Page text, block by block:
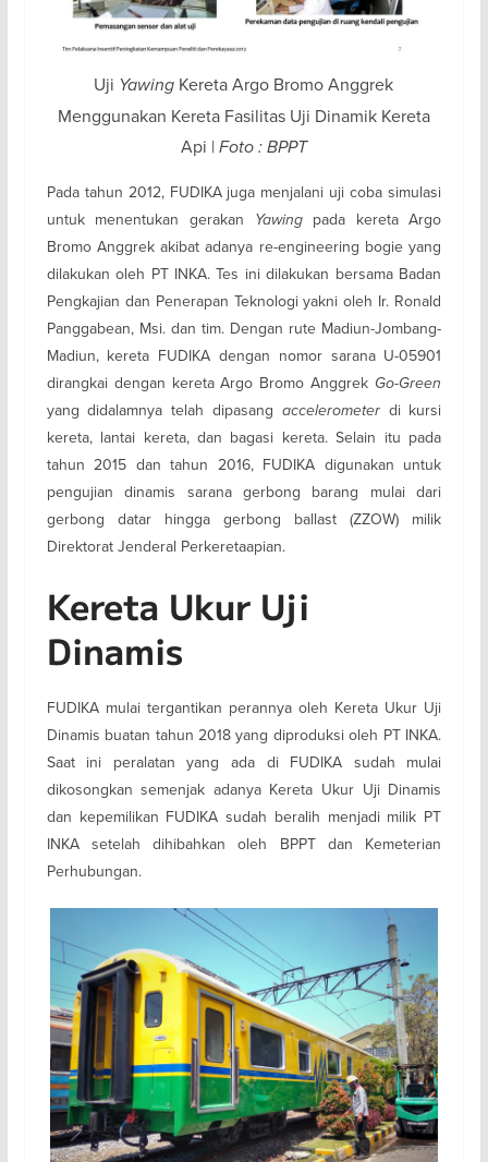
Uji Yawing Kereta Argo Bromo Anggrek
Menggunakan Kereta Fasilitas Uji Dinamik Kereta
Api | Foto : BPPT
Pada tahun 2012, FUDIKA juga menjalani uji coba simulasi
untuk menentukan gerakan Yawingpada kereta Argo
Bromo Anggrek akibat adanya re-engineering bogie yang
dilakukan oleh PT INKA. Tes ini dilakukan bersama Badan
Pengkajian dan Penerapan Teknologi yakni oleh Ir. Ronald
Panggabean, Msi. dan tim. Dengan rute Madiun-Jombang-
Madiun, kereta FUDIKA dengan nomor sarana U-05901
dirangkai dengan kereta Argo Bromo Anggrek Go-Green
yang didalamnya telah dipasang accelerometerdi kursi
kereta, lantai kereta, dan bagasi kereta. Selain itu pada
tahun 2015 dan tahun 2016, FUDIKA digunakan untuk
pengujian dinamis sarana gerbong barang mulai dari
gerbong datar hingga gerbong ballast (ZZOW) milik
Direktorat Jenderal Perkeretaapian.
Kereta Ukur Uji
Dinamis
FUDIKA mulai tergantikan perannya oleh Kereta Ukur Uji
Dinamis buatan tahun 2018 yang diproduksi oleh PT INKA.
Saat ini peralatan yang ada di FUDIKA sudah mulai
dikosongkan semenjak adanya Kereta Ukur Uji Dinamis
dan kepemilikan FUDIKA sudah beralih menjadi milik PT
INKA setelah dihibahkan oleh BPPT dan Kemeterian
Perhubungan.